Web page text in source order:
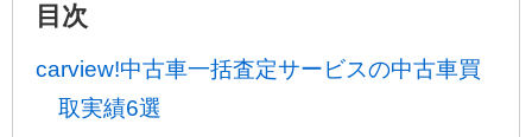
目次
carview!中古車一括査定サービスの中古車買
取実績6選